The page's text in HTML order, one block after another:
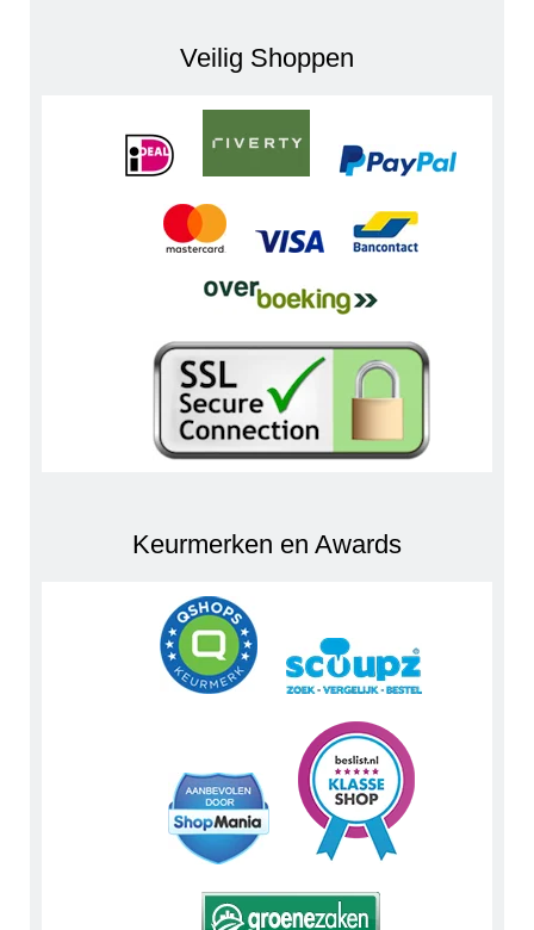
Veilig Shoppen
Keurmerken en Awards